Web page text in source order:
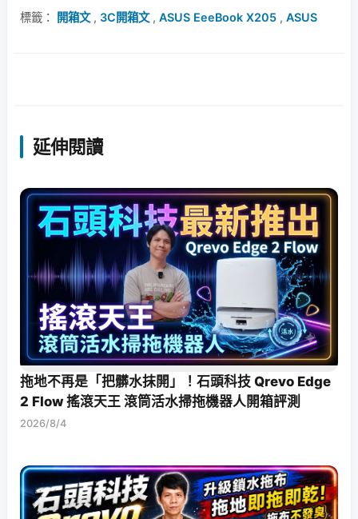
標籤： 開箱文, 3C開箱文, ASUS EeeBook X205 , ASUS
延伸閱讀
拖地不再是「把髒水抹開」！石頭科技 Qrevo Edge
2 Flow 搖滾天王 滾筒活水掃拖機器人開箱評測
2026/8/4